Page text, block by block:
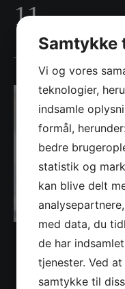
11
Samtykke
Vi og vores
teknologier,
indsamle
formål,
bedre
statistik og
kan blive delt
med data, du
de har
tjenester. Ved
samtykke til